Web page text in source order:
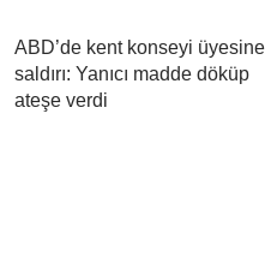
ABD’de kent konseyi üyesine
saldırı: Yanıcı madde döküp
ateşe verdi